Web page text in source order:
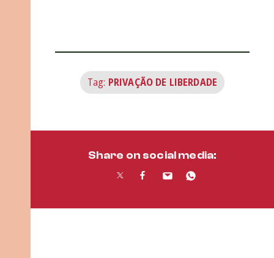
Tag: PRIVAÇÃO DE LIBERDADE
Share on social media: